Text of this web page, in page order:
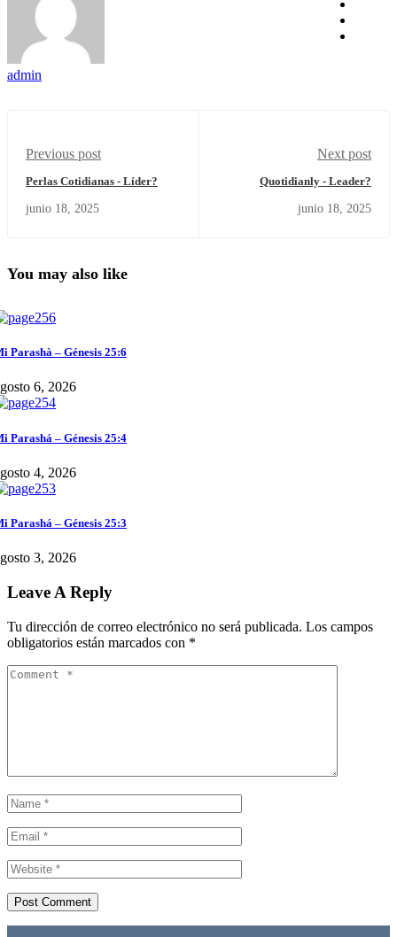
admin
Previous post
Perlas Cotidianas - Líder?
junio 18, 2025
Next post
Quotidianly - Leader?
junio 18, 2025
You may also like
Parashà – Génesis 25:6
6, 2026
Parashá – Génesis 25:4
4, 2026
Parashá – Génesis 25:3
3, 2026
Leave A Reply
Tu dirección de correo electrónico no será publicada. Los campos
obligatorios están marcados con *